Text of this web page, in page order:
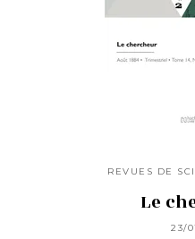
REVUES DE
Le
23/